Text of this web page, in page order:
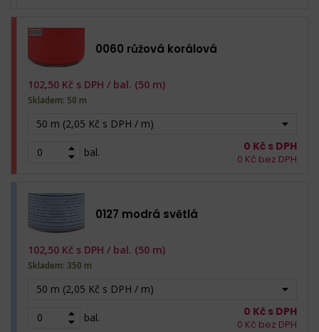
0060 růžová korálová
50 m (2,05 Kč s DPH / m)
bal.
102,50 Kč s DPH / bal. (50 m)
Skladem: 50 m
0 Kč s DPH
0 Kč bez DPH
0127 modrá světlá
50 m (2,05 Kč s DPH / m)
bal.
102,50 Kč s DPH / bal. (50 m)
Skladem: 350 m
0 Kč s DPH
0 Kč bez DPH